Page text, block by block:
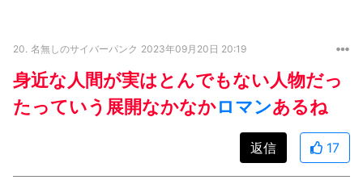
20. 名無しのサイバーパンク 2023年09月20日 20:19
身近な人間が実はとんでもない人物だっ
たっていう展開なかなかロマンあるね
返信 17